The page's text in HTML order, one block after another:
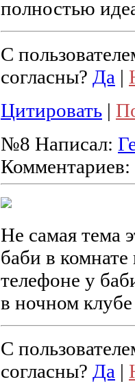
полностью
С
согласны? Да |
Цитировать |
№8 Написал:
Комментариев:
Не самая тема
баби в
телефоне у
в ночном
С
согласны? Да |